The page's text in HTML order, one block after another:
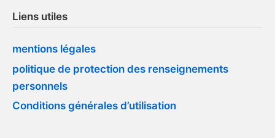
Liens utiles
mentions légales
politique de protection des renseignements
personnels
Conditions générales d’utilisation